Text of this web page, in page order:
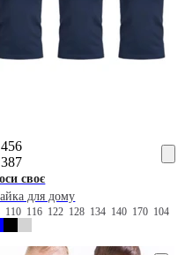
своє
для дому
110 116 122 128 134 140 170 104